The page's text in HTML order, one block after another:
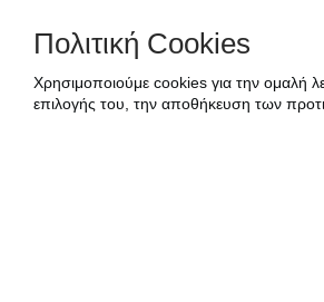
Πολιτική Cookies
Χρησιμοποιούμε cookies για την ομαλή
επιλογής του, την αποθήκευση των